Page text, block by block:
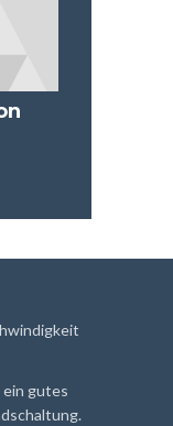
ein gutes